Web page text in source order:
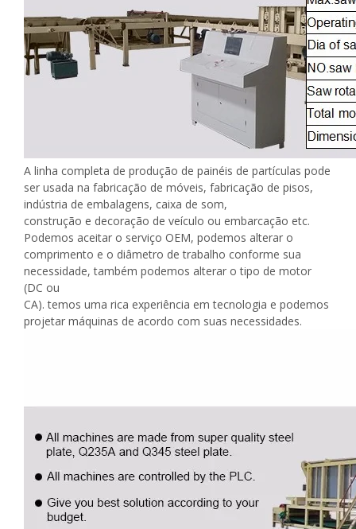
A linha completa de produção de painéis de partículas pode
ser usada na fabricação de móveis, fabricação de pisos,
indústria de embalagens, caixa de som,
construção e decoração de veículo ou embarcação etc.
Podemos aceitar o serviço OEM, podemos alterar o
comprimento e o diâmetro de trabalho conforme sua
necessidade, também podemos alterar o tipo de motor
(DC ou
CA). temos uma rica experiência em tecnologia e podemos
projetar máquinas de acordo com suas necessidades.